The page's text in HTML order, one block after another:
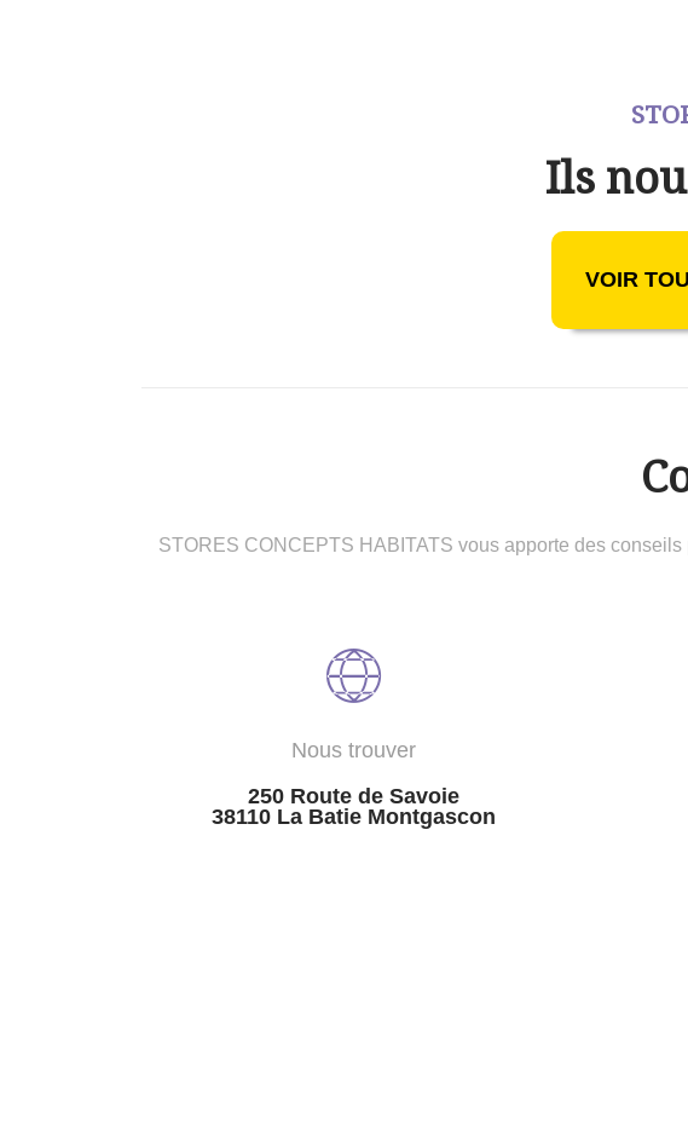
Ils
VOIR
STORES CONCEPTS HABITATS vous apporte des
Nous trouver
250 Route de Savoie
38110 La Batie Montgascon